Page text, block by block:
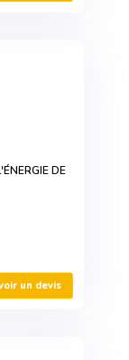
DE
un devis